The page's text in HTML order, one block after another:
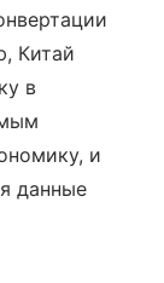
Китай
в
и
данные